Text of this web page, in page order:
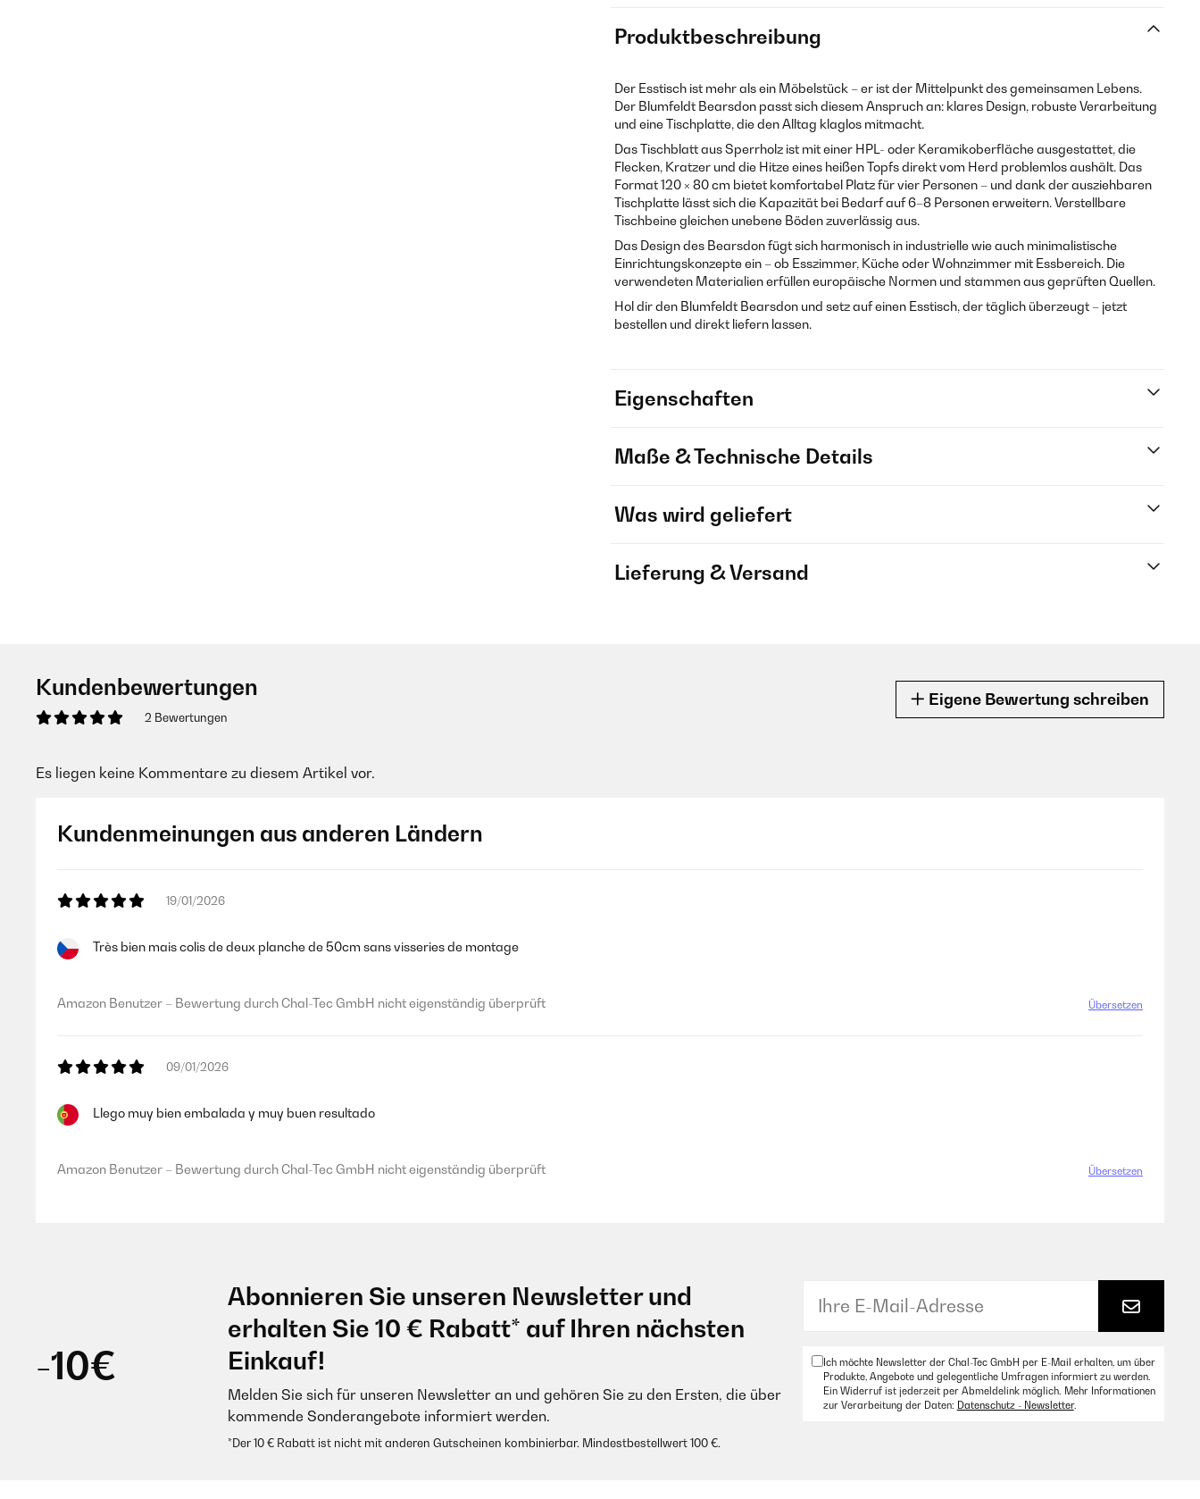
Produktbeschreibung
Der Esstisch ist mehr als ein Möbelstück – er ist der Mittelpunkt des gemeinsamen Lebens.
Der Blumfeldt Bearsdon passt sich diesem Anspruch an: klares Design, robuste Verarbeitung
und eine Tischplatte, die den Alltag klaglos mitmacht.
Das Tischblatt aus Sperrholz ist mit einer HPL- oder Keramikoberfläche ausgestattet, die
Flecken, Kratzer und die Hitze eines heißen Topfs direkt vom Herd problemlos aushält. Das
Format 120 × 80 cm bietet komfortabel Platz für vier Personen – und dank der ausziehbaren
Tischplatte lässt sich die Kapazität bei Bedarf auf 6–8 Personen erweitern. Verstellbare
Tischbeine gleichen unebene Böden zuverlässig aus.
Das Design des Bearsdon fügt sich harmonisch in industrielle wie auch minimalistische
Einrichtungskonzepte ein – ob Esszimmer, Küche oder Wohnzimmer mit Essbereich. Die
verwendeten Materialien erfüllen europäische Normen und stammen aus geprüften Quellen.
Hol dir den Blumfeldt Bearsdon und setz auf einen Esstisch, der täglich überzeugt – jetzt
bestellen und direkt liefern lassen.
Eigenschaften
Maße & Technische Details
Was wird geliefert
Lieferung & Versand
Kundenbewertungen
2 Bewertungen
Eigene Bewertung schreiben
Es liegen keine Kommentare zu diesem Artikel vor.
Kundenmeinungen aus anderen Ländern
19/01/2026
Très bien mais colis de deux planche de 50cm sans visseries de montage
Amazon Benutzer – Bewertung durch Chal-Tec GmbH nicht eigenständig überprüft Übersetzen
09/01/2026
Llego muy bien embalada y muy buen resultado
Amazon Benutzer – Bewertung durch Chal-Tec GmbH nicht eigenständig überprüft Übersetzen
-10€
Abonnieren Sie unseren Newsletter und
erhalten Sie 10 € Rabatt* auf Ihren nächsten
Einkauf!
Melden Sie sich für unseren Newsletter an und gehören Sie zu den Ersten, die über
kommende Sonderangebote informiert werden.
*Der 10 € Rabatt ist nicht mit anderen Gutscheinen kombinierbar. Mindestbestellwert 100 €.
Ich möchte Newsletter der Chal-Tec GmbH per E-Mail erhalten, um über
Produkte, Angebote und gelegentliche Umfragen informiert zu werden.
Ein Widerruf ist jederzeit per Abmeldelink möglich. Mehr Informationen
zur Verarbeitung der Daten: Datenschutz - Newsletter.